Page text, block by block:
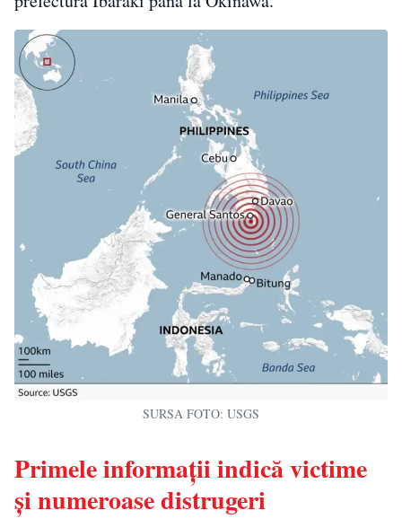
SURSA FOTO: USGS
Primele informații indică victime
și numeroase distrugeri